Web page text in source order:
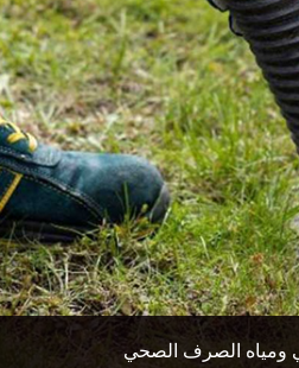
ومياه الصرف الصحي